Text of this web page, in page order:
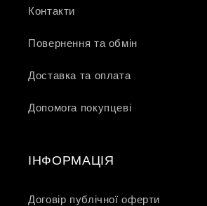
Контакти
Повернення та обмін
Доставка та оплата
Допомога покупцеві
ІНФОРМАЦІЯ
Договір публічної оферти